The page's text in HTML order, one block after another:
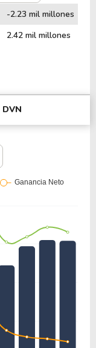
-2.23 mil millones
2.42 mil millones
DVN